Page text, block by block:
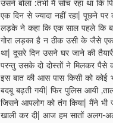
उसने बोला :तभी मैं सोच रहा था कि
एक दिन से ज्यादा नहीं रहा| पूछने
लड़के ने कहा कि एक साल पहले कि
गोरा लड़का है न ठीक उसी के जैसे
था| दूसरे दिन उसने घर जाने की
परन्तु उसके दो दोस्तों ने मिलकर पैसे
इस बात की आस पास किसी को
बदबू बढ़ती गयी| फिर पुलिस आयी
जिसने आपलोग को तंग किया| मैंने भी
खाली कर दी| आज हम सातों अलग-